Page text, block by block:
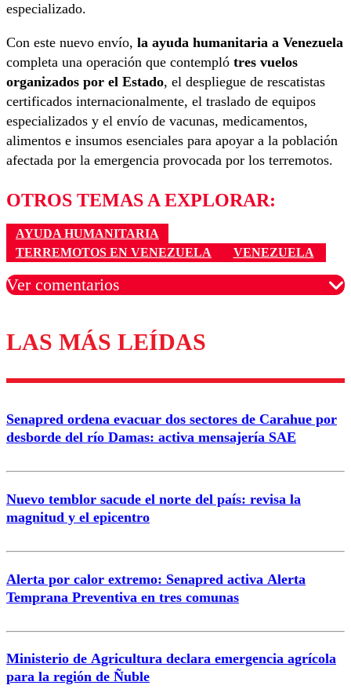
especializado.
Con este nuevo envío, la ayuda humanitaria a Venezuela
completa una operación que contempló tres vuelos
organizados por el Estado, el despliegue de rescatistas
certificados internacionalmente, el traslado de equipos
especializados y el envío de vacunas, medicamentos,
alimentos e insumos esenciales para apoyar a la población
afectada por la emergencia provocada por los terremotos.
OTROS TEMAS A EXPLORAR:
AYUDA HUMANITARIA
TERREMOTOS EN VENEZUELA
VENEZUELA
Ver comentarios
Los comentarios son moderados para garantizar un
diálogo respetuoso.
Correo
LAS MÁS LEÍDAS
Senapred ordena evacuar dos sectores de Carahue por
desborde del río Damas: activa mensajería SAE
Nuevo temblor sacude el norte del país: revisa la
magnitud y el epicentro
Alerta por calor extremo: Senapred activa Alerta
Temprana Preventiva en tres comunas
Ministerio de Agricultura declara emergencia agrícola
para la región de Ñuble